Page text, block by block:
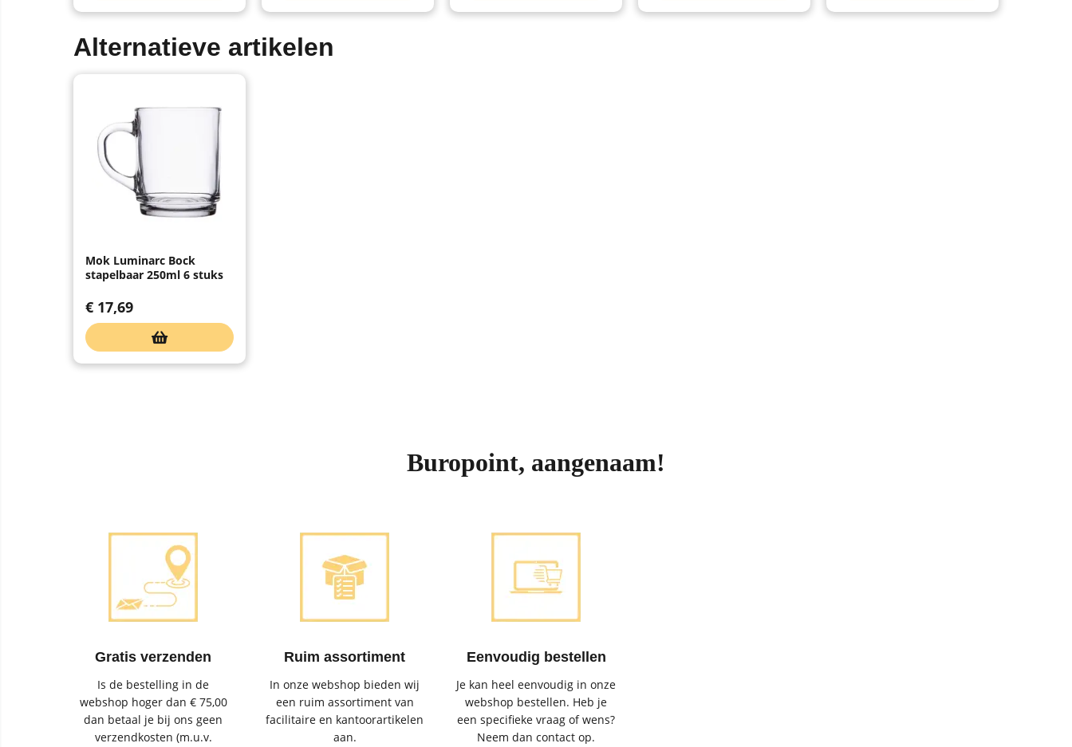
Alternatieve artikelen
Mok Luminarc Bock
stapelbaar 250ml 6 stuks
€ 17,69
Buropoint, aangenaam!
Gratis verzenden
Is de bestelling in de
webshop hoger dan € 75,00
dan betaal je bij ons geen
verzendkosten (m.u.v.
Ruim assortiment
In onze webshop bieden wij
een ruim assortiment van
facilitaire en kantoorartikelen
aan.
Eenvoudig bestellen
Je kan heel eenvoudig in onze
webshop bestellen. Heb je
een specifieke vraag of wens?
Neem dan contact op.